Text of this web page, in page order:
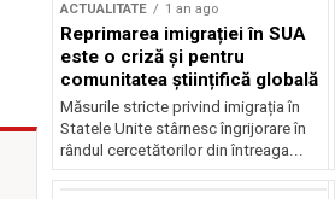
ACTUALITATE 1 an ago
Reprimarea imigrației în SUA
este o criză și pentru
comunitatea științifică globală
Măsurile stricte privind imigrația în
Statele Unite stârnesc îngrijorare în
rândul cercetătorilor din întreaga...